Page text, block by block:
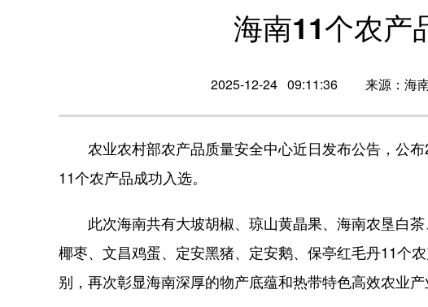
海南11个农产
2025-12-24 09:11:36 来源：海
农业农村部农产品质量安全中心近日发布公告，公布
11个农产品成功入选。
此次海南共有大坡胡椒、琼山黄晶果、海南农垦白茶
椰枣、文昌鸡蛋、定安黑猪、定安鹅、保亭红毛丹11个
别，再次彰显海南深厚的物产底蕴和热带特色高效农业产